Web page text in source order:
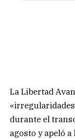
La Libertad
durante el
agosto y apeló